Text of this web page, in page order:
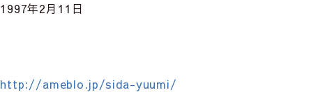
1997年2月11日
http://ameblo.jp/sida-yuumi/